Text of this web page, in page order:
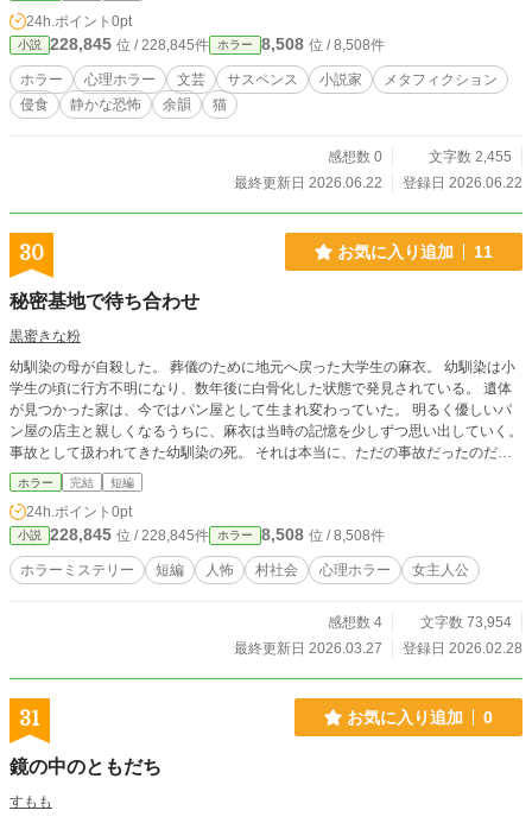
24h.ポイント 0pt
小説 228,845 位 / 228,845件 ホラー 8,508 位 / 8,508件
ホラー 心理ホラー 文芸 サスペンス 小説家
メタフィクション
侵食
静かな恐怖 余韻 猫
感想数 0
文字数 2,455
最終更新日 2026.06.22
登録日 2026.06.22
30 お気に入り追加 11
秘密基地で待ち合わせ
黒蜜きな粉
幼馴染の母が自殺した。 葬儀のために地元へ戻った大学生の麻衣。 幼馴染は小
学生の頃に行方不明になり、数年後に白骨化した状態で発見されている。 遺体
が見つかった家は、今ではパン屋として生まれ変わっていた。 明るく優しいパ
ン屋の店主と親しくなるうちに、麻衣は当時の記憶を少しずつ思い出していく。
事故として扱われてきた幼馴染の死。 それは本当に、ただの事故だったのだろ
うか。
ホラー 完結 短編
24h.ポイント 0pt
小説 228,845 位 / 228,845件 ホラー 8,508 位 / 8,508件
ホラーミステリー 短編 人怖 村社会 心理ホラー 女主人公
感想数 4
文字数 73,954
最終更新日 2026.03.27
登録日 2026.02.28
31 お気に入り追加 0
鏡の中のともだち
すもも